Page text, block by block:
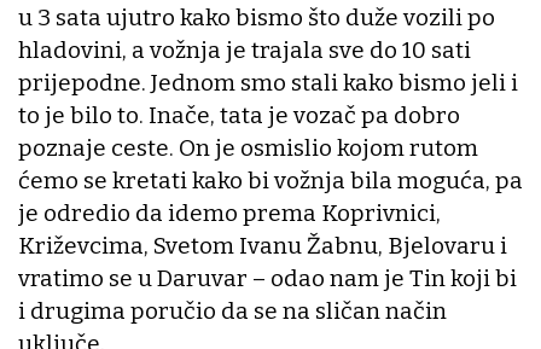
u 3 sata ujutro kako bismo što duže vozili po
hladovini, a vožnja je trajala sve do 10 sati
prijepodne. Jednom smo stali kako bismo jeli i
to je bilo to. Inače, tata je vozač pa dobro
poznaje ceste. On je osmislio kojom rutom
ćemo se kretati kako bi vožnja bila moguća, pa
je odredio da idemo prema Koprivnici,
Križevcima, Svetom Ivanu Žabnu, Bjelovaru i
vratimo se u Daruvar – odao nam je Tin koji bi
i drugima poručio da se na sličan način
uključe.